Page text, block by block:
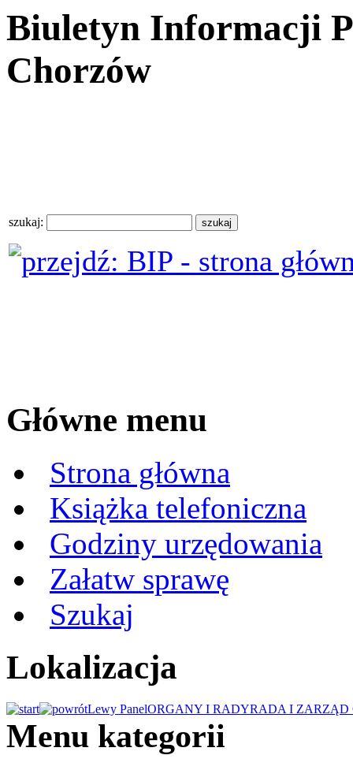
Biuletyn Informacji
Chorzów
szukaj:
Główne menu
Strona główna
Książka telefoniczna
Godziny urzędowania
Załatw sprawę
Szukaj
Lokalizacja
Lewy PanelORGANY I RADYRADA I ZARZĄD
Menu kategorii